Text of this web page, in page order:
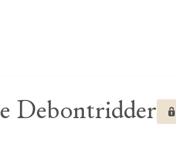
Debontridder